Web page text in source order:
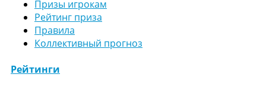
Призы игрокам
Рейтинг приза
Правила
Коллективный прогноз
Рейтинги